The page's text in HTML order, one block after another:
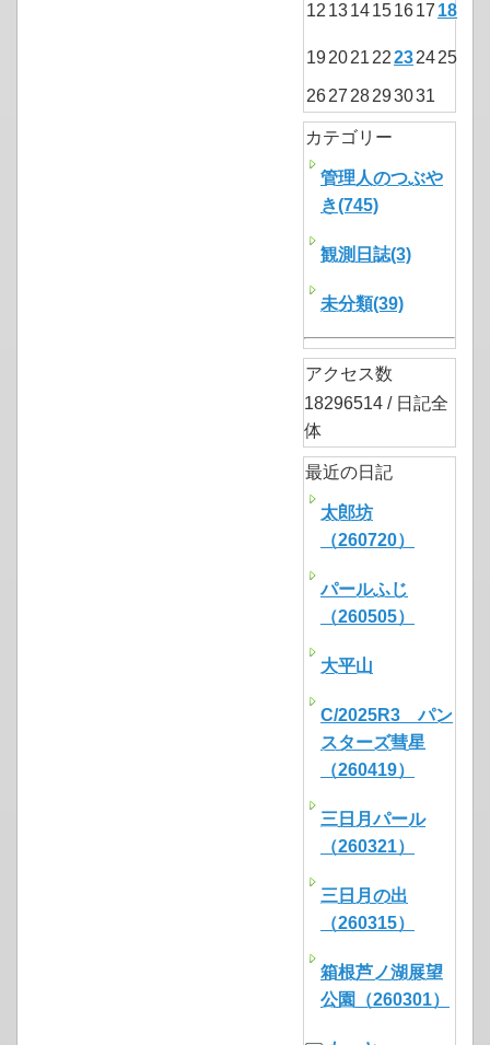
12 1314151617 18
192021 22232425
2627 28293031
カテゴリー
管理人のつぶや
き(745)
観測日誌(3)
未分類(39)
アクセス数
18296514 / 日記全
体
最近の日記
太郎坊
（260720）
パールふじ
（260505）
大平山
C/2025R3 パン
スターズ彗星
（260419）
三日月パール
（260321）
三日月の出
（260315）
箱根芦ノ湖展望
公園（260301）